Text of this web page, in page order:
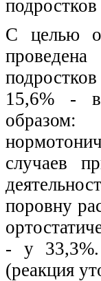
подростков
С целью
15,6% -
случаев
поровну
- у 33,3%.
(реакция